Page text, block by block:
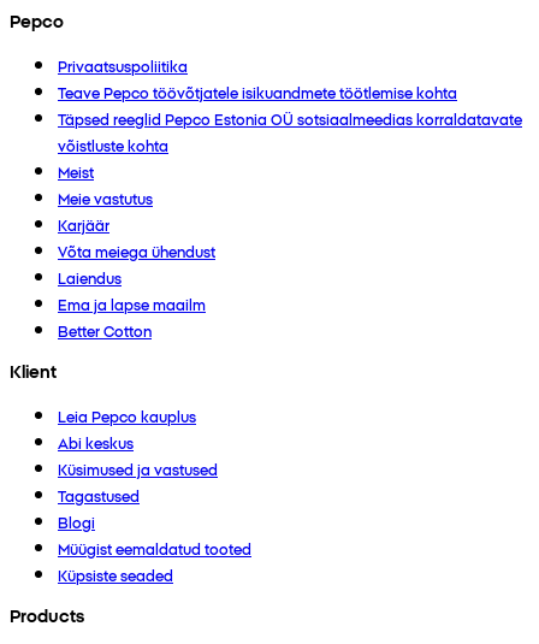
Pepco
Privaatsuspoliitika
Teave Pepco töövõtjatele isikuandmete töötlemise kohta
Täpsed reeglid Pepco Estonia OÜ sotsiaalmeedias korraldatavate
võistluste kohta
Meist
Meie vastutus
Karjäär
Võta meiega ühendust
Laiendus
Ema ja lapse maailm
Better Cotton
Klient
Leia Pepco kauplus
Abi keskus
Küsimused ja vastused
Tagastused
Blogi
Müügist eemaldatud tooted
Küpsiste seaded
Products